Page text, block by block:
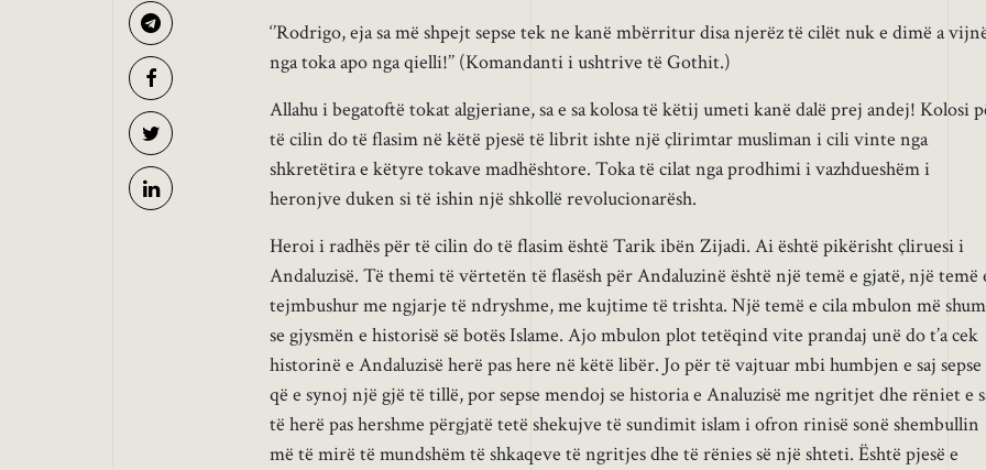
‘’Rodrigo, eja sa më shpejt sepse tek ne kanë mbërritur disa njerëz të cilët nuk e dimë a
nga toka apo nga qielli!’’ (Komandanti i ushtrive të Gothit.)
Allahu i begatoftë tokat algjeriane, sa e sa kolosa të këtij umeti kanë dalë prej andej! Kolosi
të cilin do të flasim në këtë pjesë të librit ishte një çlirimtar musliman i cili vinte nga
shkretëtira e këtyre tokave madhështore. Toka të cilat nga prodhimi i vazhdueshëm i
heronjve duken si të ishin një shkollë revolucionarësh.
Heroi i radhës për të cilin do të flasim është Tarik ibën Zijadi. Ai është pikërisht çliruesi i
Andaluzisë. Të themi të vërtetën të flasësh për Andaluzinë është një temë e gjatë, një temë
tejmbushur me ngjarje të ndryshme, me kujtime të trishta. Një temë e cila mbulon më
se gjysmën e historisë së botës Islame. Ajo mbulon plot tetëqind vite prandaj unë do t’a cek
historinë e Andaluzisë herë pas here në këtë libër. Jo për të vajtuar mbi humbjen e saj sepse
që e synoj një gjë të tillë, por sepse mendoj se historia e Analuzisë me ngritjet dhe rëniet e
të herë pas hershme përgjatë tetë shekujve të sundimit islam i ofron rinisë sonë shembullin
më të mirë të mundshëm të shkaqeve të ngritjes dhe të rënies së një shteti. Është pjesë e